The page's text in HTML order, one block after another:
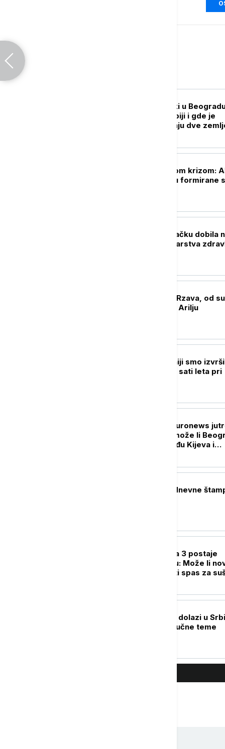
Volodimir Zelenski u
donosi poseta Srbiji i gde je
prostor za saradnju dve
Priština pred novom krizom:
institucije ne budu formirane
Opšta bolnica u Čačku dobila
opremu od Ministarstva
Smanjen dotok iz Rzava, od
restrikcije vode u Arilju
Mihailović: U Španiji smo
naleta, ukupno 26 sati leta pri
Probudite se uz Euronews
Zelenski u Srbiji-može li
da balansira između Kijeva i
Naslovne strane dnevne
Izgradnja Đerdapa 3 postaje
prioritet u regionu: Može li
hidroelektrana biti spas za
Zelenski u subotu dolazi u
Vučić otkrio tri ključne teme